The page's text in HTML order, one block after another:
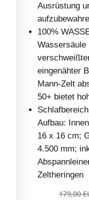
Ausrüstung
100%
eingenähter
Mann-Zelt
50+ bietet
Aufbau:
16 x 16 cm;
4.500 mm;
Zeltheringen
179,00